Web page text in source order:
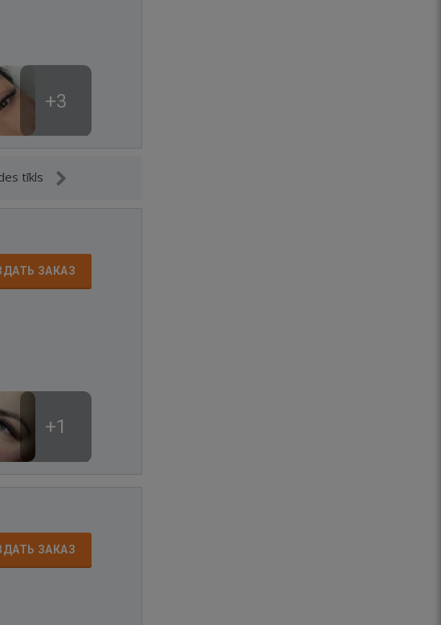
+3
tīkls
ЗАКАЗ
+1
ЗАКАЗ